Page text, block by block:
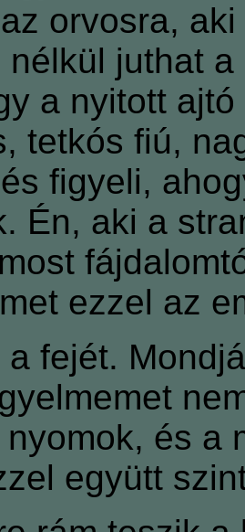
orvosra,
nélkül juthat
a nyitott
tetkós fiú,
figyeli,
Én, aki a
ezzel az
a fejét.
és a
együtt